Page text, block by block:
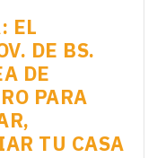
EL
DE BS.
DE
PARA
TU CASA